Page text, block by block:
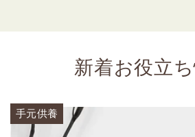
新着お役立
手元供養